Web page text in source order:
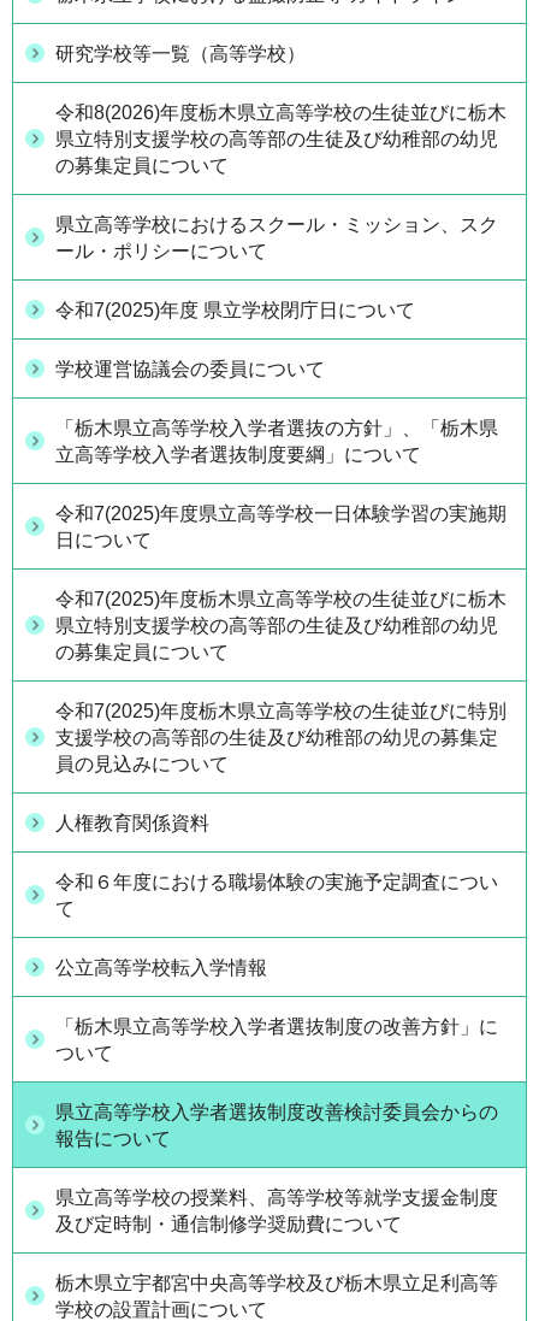
研究学校等一覧（高等学校）
令和8(2026)年度栃木県立高等学校の生徒並びに栃木
県立特別支援学校の高等部の生徒及び幼稚部の幼児
の募集定員について
県立高等学校におけるスクール・ミッション、スク
ール・ポリシーについて
令和7(2025)年度 県立学校閉庁日について
学校運営協議会の委員について
「栃木県立高等学校入学者選抜の方針」、「栃木県
立高等学校入学者選抜制度要綱」について
令和7(2025)年度県立高等学校一日体験学習の実施期
日について
令和7(2025)年度栃木県立高等学校の生徒並びに栃木
県立特別支援学校の高等部の生徒及び幼稚部の幼児
の募集定員について
令和7(2025)年度栃木県立高等学校の生徒並びに特別
支援学校の高等部の生徒及び幼稚部の幼児の募集定
員の見込みについて
人権教育関係資料
令和６年度における職場体験の実施予定調査につい
て
公立高等学校転入学情報
「栃木県立高等学校入学者選抜制度の改善方針」に
ついて
県立高等学校入学者選抜制度改善検討委員会からの
報告について
県立高等学校の授業料、高等学校等就学支援金制度
及び定時制・通信制修学奨励費について
栃木県立宇都宮中央高等学校及び栃木県立足利高等
学校の設置計画について